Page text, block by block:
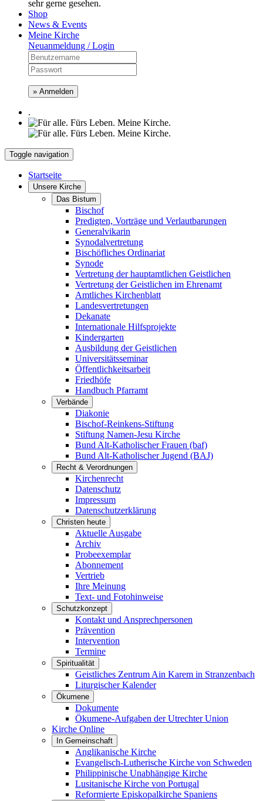
sehr gerne gesehen.
Shop
News & Events
Meine Kirche
Neuanmeldung / Login
» Anmelden
.
Toggle navigation
Startseite
Unsere Kirche
Das Bistum
Bischof
Predigten, Vorträge und Verlautbarungen
Generalvikarin
Synodalvertretung
Bischöfliches Ordinariat
Synode
Vertretung der hauptamtlichen Geistlichen
Vertretung der Geistlichen im Ehrenamt
Amtliches Kirchenblatt
Landesvertretungen
Dekanate
Internationale Hilfsprojekte
Kindergarten
Ausbildung der Geistlichen
Universitätsseminar
Öffentlichkeitsarbeit
Friedhöfe
Handbuch Pfarramt
Verbände
Diakonie
Bischof-Reinkens-Stiftung
Stiftung Namen-Jesu Kirche
Bund Alt-Katholischer Frauen (baf)
Bund Alt-Katholischer Jugend (BAJ)
Recht & Verordnungen
Kirchenrecht
Datenschutz
Impressum
Datenschutzerklärung
Christen heute
Aktuelle Ausgabe
Archiv
Probeexemplar
Abonnement
Vertrieb
Ihre Meinung
Text- und Fotohinweise
Schutzkonzept
Kontakt und Ansprechpersonen
Prävention
Intervention
Termine
Spiritualität
Geistliches Zentrum Ain Karem in Stranzenbach
Liturgischer Kalender
Ökumene
Dokumente
Ökumene-Aufgaben der Utrechter Union
Kirche Online
In Gemeinschaft
Anglikanische Kirche
Evangelisch-Lutherische Kirche von Schweden
Philippinische Unabhängige Kirche
Lusitanische Kirche von Portugal
Reformierte Episkopalkirche Spaniens